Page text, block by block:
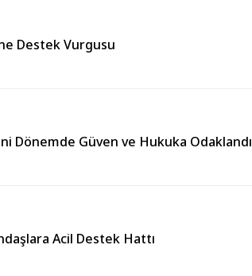
Destek Vurgusu
Dönemde Güven ve Hukuka Odaklandı
Acil Destek Hattı